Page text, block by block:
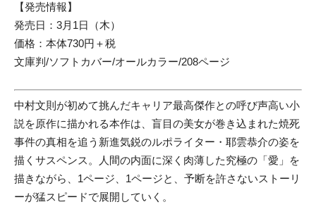
【発売情報】
発売日：3月1日（木）
価格：本体730円＋税
文庫判/ソフトカバー/オールカラー/208ページ
中村文則が初めて挑んだキャリア最高傑作との呼び声高い小
説を原作に描かれる本作は、盲目の美女が巻き込まれた焼死
事件の真相を追う新進気鋭のルポライター・耶雲恭介の姿を
描くサスペンス。人間の内面に深く肉薄した究極の「愛」を
描きながら、1ページ、1ページと、予断を許さないストーリ
ーが猛スピードで展開していく。